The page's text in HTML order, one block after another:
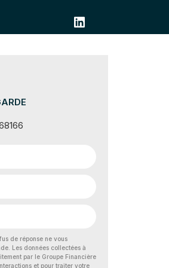
de réponse ne vous
Les données collectées à
par le Groupe Financière
et pour traiter votre